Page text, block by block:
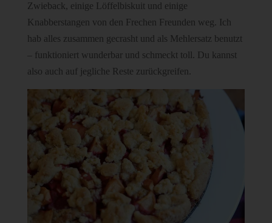
Zwieback, einige Löffelbiskuit und einige
Knabberstangen von den Frechen Freunden weg. Ich
hab alles zusammen gecrasht und als Mehlersatz benutzt
– funktioniert wunderbar und schmeckt toll. Du kannst
also auch auf jegliche Reste zurückgreifen.